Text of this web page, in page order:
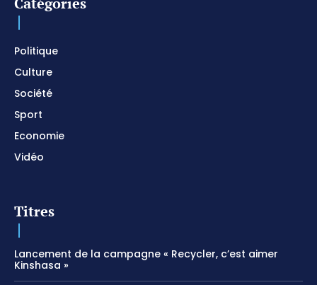
Politique
Culture
Société
Sport
Economie
Vidéo
Titres
Lancement de la campagne « Recycler, c’est aimer
Kinshasa »